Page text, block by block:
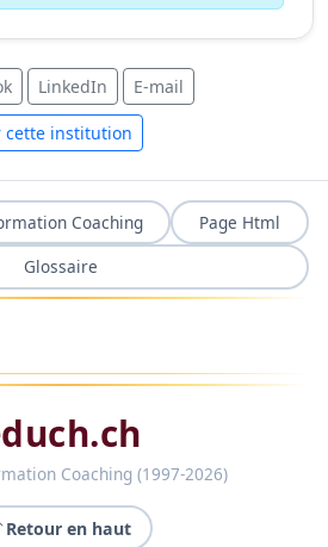
LinkedIn E-mail
cette institution
Coaching
Page Html
Glossaire
Coaching (1997-2026)
Retour en haut